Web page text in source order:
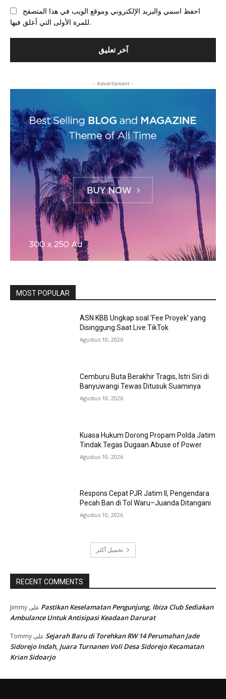
احفظ اسمي والبريد الإلكتروني وموقع الويب في هذا المتصفح
للمرة الأولى التي أعلق فيها.
- Advertisment -
MOST POPULAR
ASN KBB Ungkap soal ‘Fee Proyek’ yang
Disinggung Saat Live TikTok
Agustus 10, 2026
Cemburu Buta Berakhir Tragis, Istri Siri di
Banyuwangi Tewas Ditusuk Suaminya
Agustus 10, 2026
Kuasa Hukum Dorong Propam Polda Jatim
Tindak Tegas Dugaan Abuse of Power
Agustus 10, 2026
Respons Cepat PJR Jatim II, Pengendara
Pecah Ban di Tol Waru–Juanda Ditangani
Agustus 10, 2026
تحميل أكثر
RECENT COMMENTS
Jimmy
Pastikan Keselamatan Pengunjung, Ibiza Club Sediakan
Ambulance Untuk Antisipasi Keadaan Darurat
Tommy
Sejarah Baru di Torehkan RW 14 Perumahan Jade
Sidorejo Indah, Juara Turnanen Voli Desa Sidorejo Kecamatan
Krian Sidoarjo